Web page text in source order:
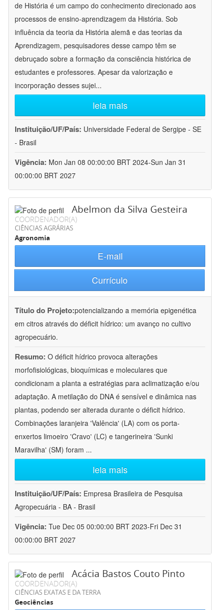
de História é um campo do conhecimento direcionado aos
processos de ensino-aprendizagem da História. Sob
influência da teoria da História alemã e das teorias da
Aprendizagem, pesquisadores desse campo têm se
debruçado sobre a formação da consciência histórica de
estudantes e professores. Apesar da valorização e
incorporação desses sujei...
leia mais
Instituição/UF/País: Universidade Federal de Sergipe - SE
- Brasil
Vigência: Mon Jan 08 00:00:00 BRT 2024-Sun Jan 31
00:00:00 BRT 2027
Abelmon da Silva Gesteira
COORDENADOR(A)
CIÊNCIAS AGRÁRIAS
Agronomia
E-mail
Currículo
Título do Projeto:potencializando a memória epigenética
em citros através do déficit hídrico: um avanço no cultivo
agropecuário.
Resumo: O déficit hídrico provoca alterações
morfofisiológicas, bioquímicas e moleculares que
condicionam a planta a estratégias para aclimatização e/ou
adaptação. A metilação do DNA é sensível e dinâmica nas
plantas, podendo ser alterada durante o déficit hídrico.
Combinações laranjeira 'Valência' (LA) com os porta-
enxertos limoeiro 'Cravo' (LC) e tangerineira 'Sunki
Maravilha' (SM) foram ...
leia mais
Instituição/UF/País: Empresa Brasileira de Pesquisa
Agropecuária - BA - Brasil
Vigência: Tue Dec 05 00:00:00 BRT 2023-Fri Dec 31
00:00:00 BRT 2027
Acácia Bastos Couto Pinto
COORDENADOR(A)
CIÊNCIAS EXATAS E DA TERRA
Geociências